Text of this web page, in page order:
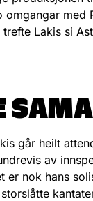
med
Lakis si
går heilt
av
er nok hans